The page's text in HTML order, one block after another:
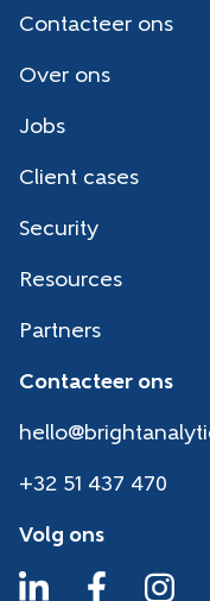
Contacteer ons
Over ons
Jobs
Client cases
Security
Resources
Partners
Contacteer ons
+32 51 437 470
Volg ons